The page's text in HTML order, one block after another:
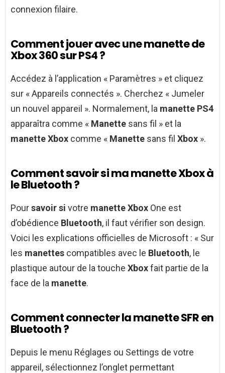
connexion filaire.
Comment jouer avec une manette de
Xbox 360 sur PS4 ?
Accédez à l’application « Paramètres » et cliquez
sur « Appareils connectés ». Cherchez « Jumeler
un nouvel appareil ». Normalement, la manette PS4
apparaîtra comme « Manette sans fil » et la
manette Xbox comme « Manette sans fil Xbox ».
Comment savoir si ma manette Xbox à
le Bluetooth ?
Poursavoir si votre manette Xbox One est
d’obédience Bluetooth, il faut vérifier son design.
Voici les explications officielles de Microsoft : « Sur
les manettes compatibles avec le Bluetooth, le
plastique autour de la touche Xboxfait partie de la
face de la manette.
Comment connecter la manette SFR en
Bluetooth ?
Depuis le menu Réglages ou Settings de votre
appareil, sélectionnez l’onglet permettant